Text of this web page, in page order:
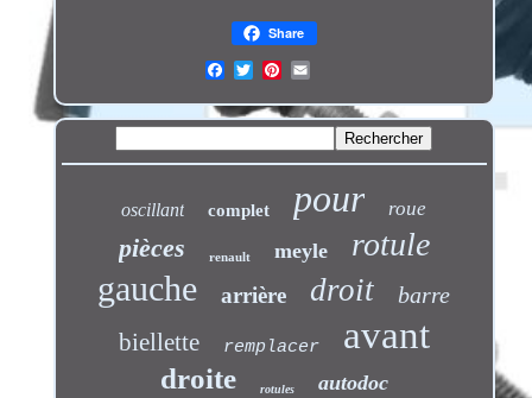
Share
oscillant complet pour roue
pièces renault meyle rotule
gauche arrière droit barre
biellette remplacer avant
droite rotules autodoc